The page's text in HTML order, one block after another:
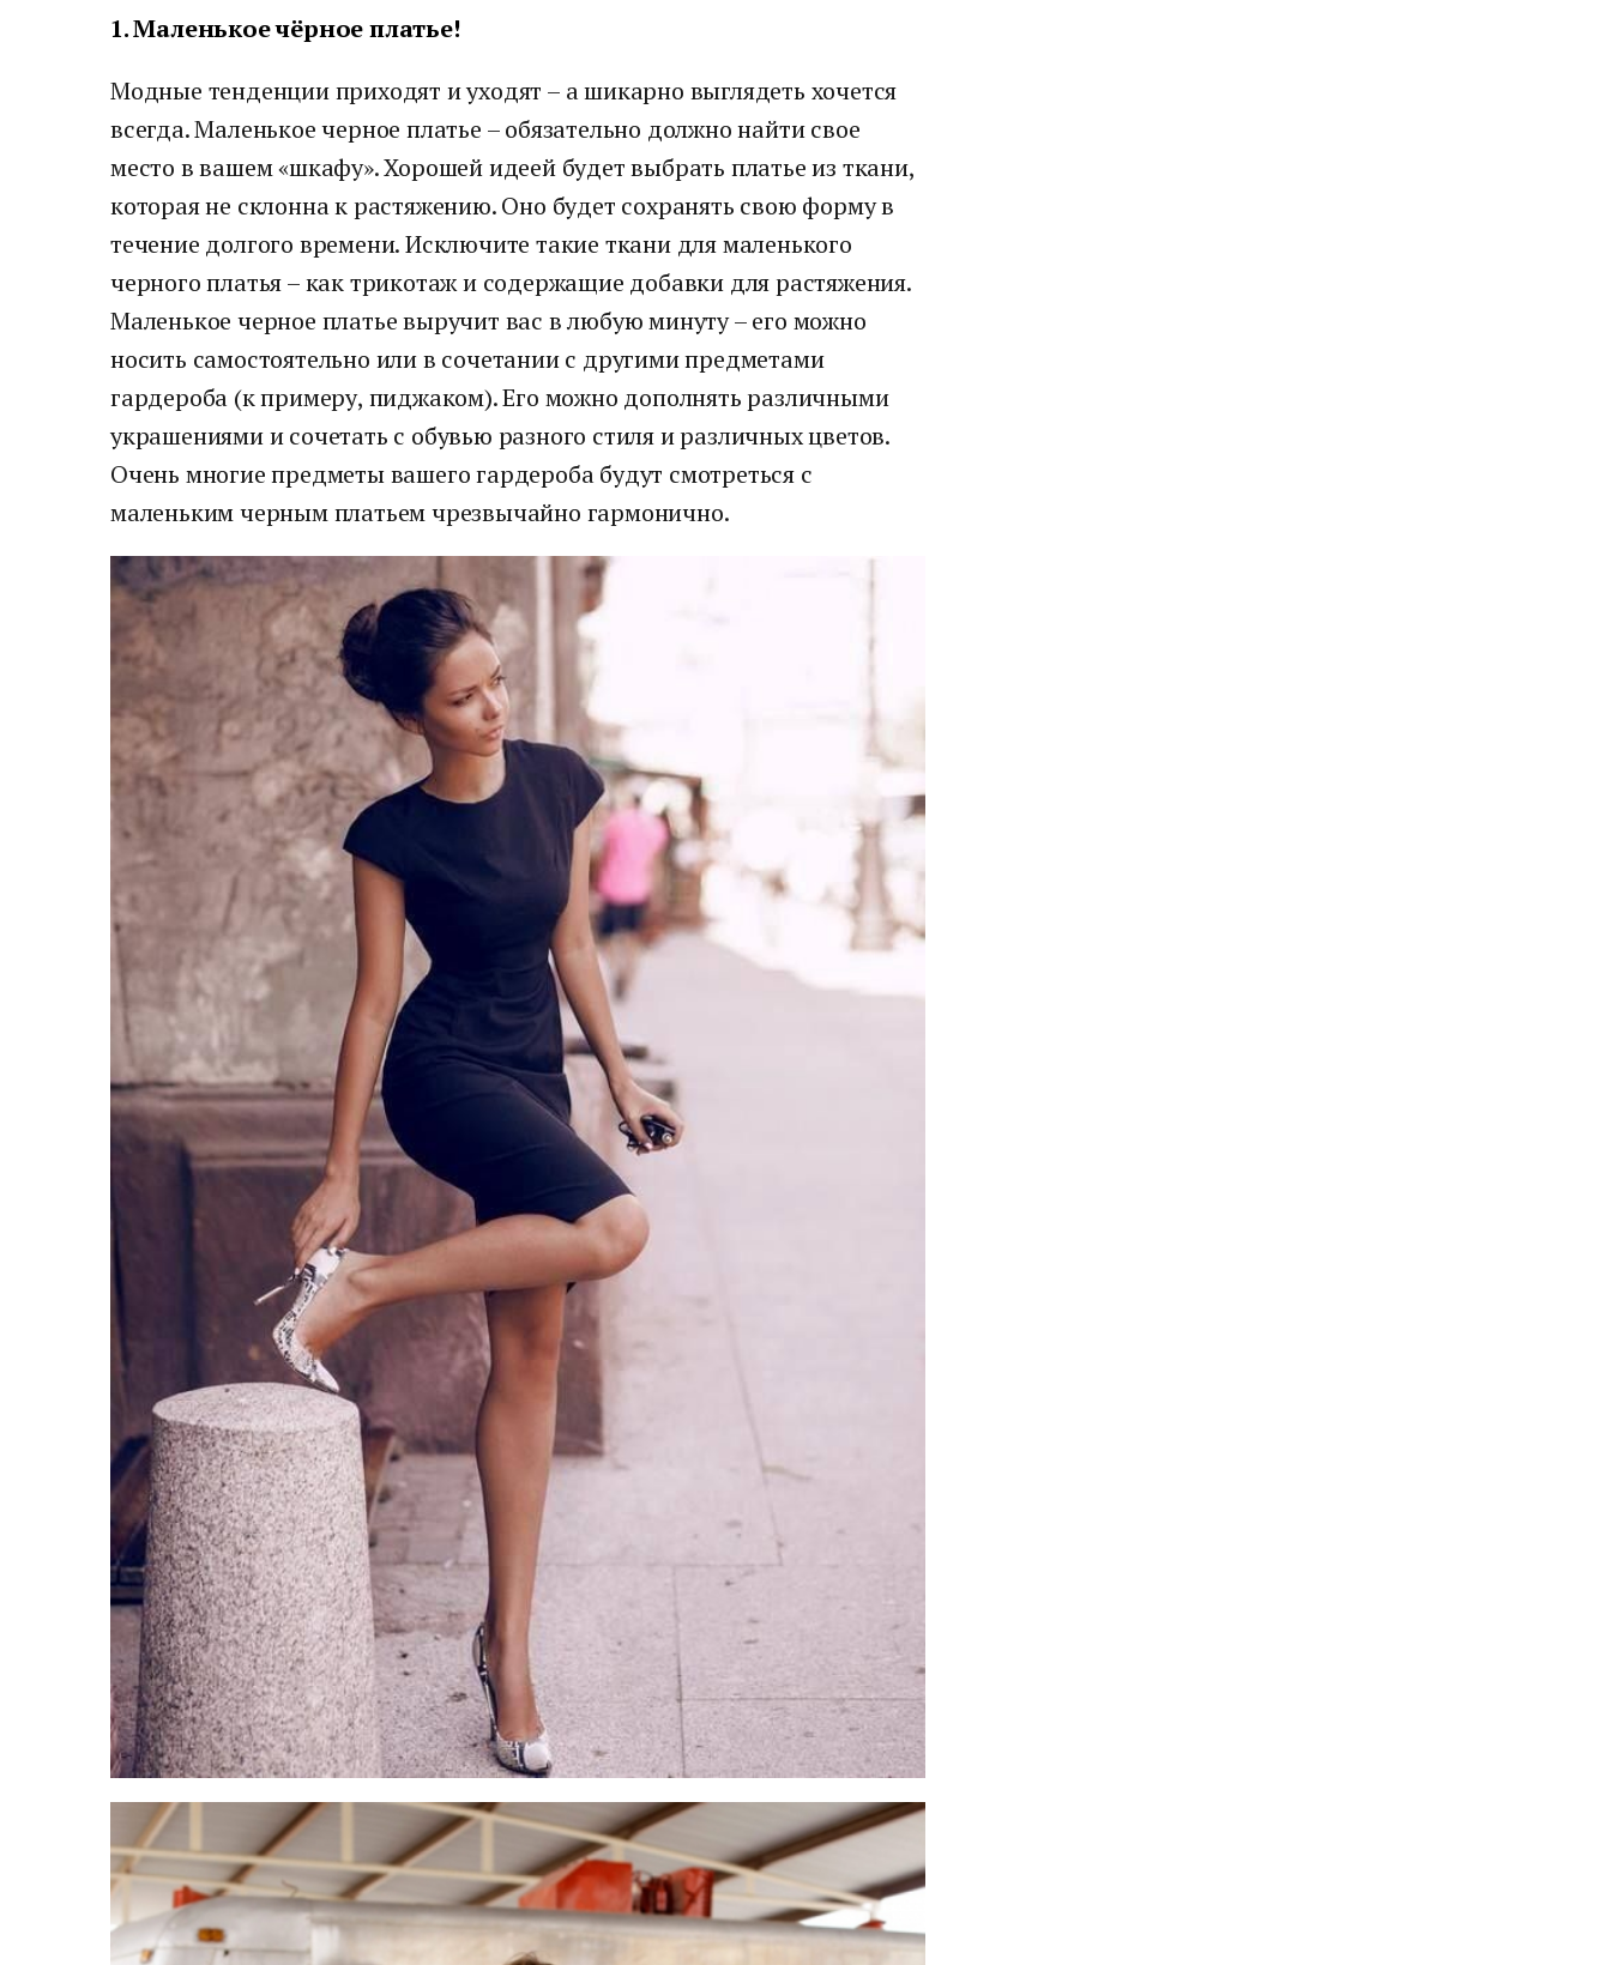
1. Маленькое чёрное платье!
Модные тенденции приходят и уходят – а шикарно выглядеть хочется
всегда. Маленькое черное платье – обязательно должно найти свое
место в вашем «шкафу». Хорошей идеей будет выбрать платье из ткани,
которая не склонна к растяжению. Оно будет сохранять свою форму в
течение долгого времени. Исключите такие ткани для маленького
черного платья – как трикотаж и содержащие добавки для растяжения.
Маленькое черное платье выручит вас в любую минуту – его можно
носить самостоятельно или в сочетании с другими предметами
гардероба (к примеру, пиджаком). Его можно дополнять различными
украшениями и сочетать с обувью разного стиля и различных цветов.
Очень многие предметы вашего гардероба будут смотреться с
маленьким черным платьем чрезвычайно гармонично.